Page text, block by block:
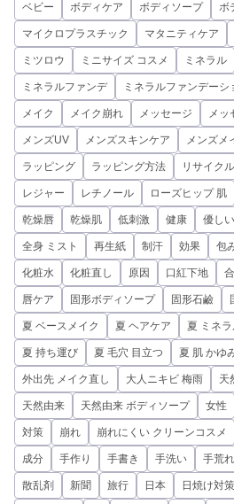
ベビー ボディケア ボディソープ ボ
マイクロプラスチック マタニティケア
ミツロウ ミニサイズ コスメ ミネラル
ミネラルファンデ ミネラルファンデーシ
メイク メイク崩れ メッセージ メッ
メンズUV メンズスキンケア メンズメ
ラッピング ラッピング方法 リサイクル
レジャー レチノール ローズヒップ 肌
乾燥唇 乾燥肌 低刺激 健康 優し
全身 ミスト 再生紙 制汗 効果 包
化粧水 化粧直し 原因 口紅下地
唇ケア 固形ボディソープ 固形石鹼
夏 ベースメイク 夏 ヘアケア 夏 ミネ
夏 持ち運び 夏 毛穴 目立つ 夏 肌 かゆ
外出先 メイク直し 大人ニキビ 梅雨 天
天然由来 天然由来 ボディソープ 女性
対策 崩れ 崩れにくい クリーンコスメ
成分 手作り 手書き 手洗い 手荒れ
散乱剤 新聞 旅行 日本 日焼け対策